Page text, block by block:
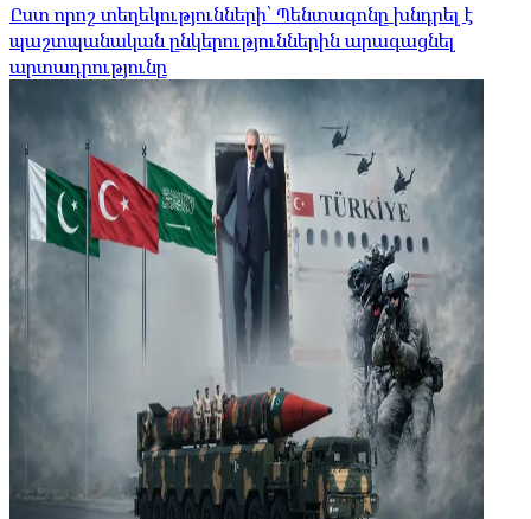
Ըստ որոշ տեղեկությունների՝ Պենտագոնը խնդրել է
պաշտպանական ընկերություններին արագացնել
արտադրությունը